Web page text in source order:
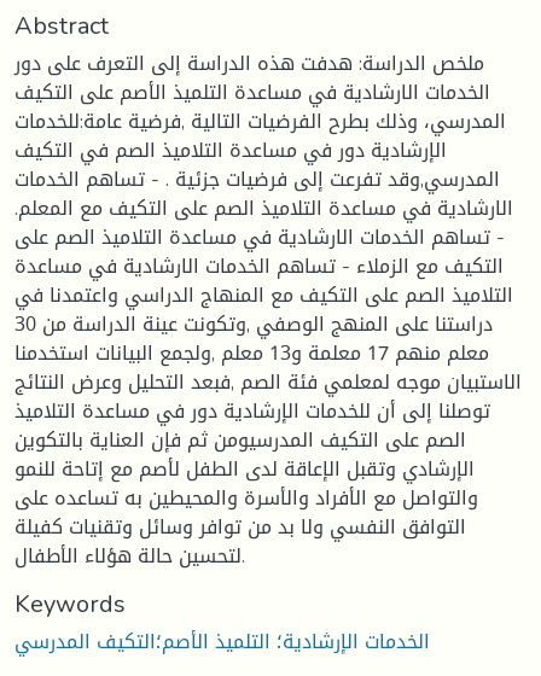
Abstract
ملخص الدراسة: هدفت هذه الدراسة إلى التعرف على دور
الخدمات الارشادية في مساعدة التلميذ الأصم على التكيف
المدرسي، وذلك بطرح الفرضيات التالية ,فرضية عامة:للخدمات
الإرشادية دور في مساعدة التلاميذ الصم في التكيف
المدرسي,وقد تفرعت إلى فرضيات جزئية . - تساهم الخدمات
الارشادية في مساعدة التلاميذ الصم على التكيف مع المعلم.
- تساهم الخدمات الارشادية في مساعدة التلاميذ الصم على
التكيف مع الزملاء - تساهم الخدمات الارشادية في مساعدة
التلاميذ الصم على التكيف مع المنهاج الدراسي واعتمدنا في
دراستنا على المنهج الوصفي ,وتكونت عينة الدراسة من 30
معلم منهم 17 معلمة و13 معلم ,ولجمع البيانات استخدمنا
الاستبيان موجه لمعلمي فئة الصم ,فبعد التحليل وعرض النتائج
توصلنا إلى أن للخدمات الإرشادية دور في مساعدة التلاميذ
الصم على التكيف المدرسيومن ثم فإن العناية بالتكوين
الإرشادي وتقبل الإعاقة لدى الطفل لأصم مع إتاحة للنمو
والتواصل مع الأفراد والأسرة والمحيطين به تساعده على
التوافق النفسي ولا بد من توافر وسائل وتقنيات كفيلة
لتحسين حالة هؤلاء الأطفال.
Keywords
الخدمات الإرشادية؛ التلميذ الأصم؛التكيف المدرسي